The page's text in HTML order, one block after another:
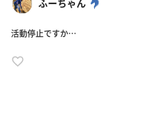
ふーちゃん
活動停止ですか…